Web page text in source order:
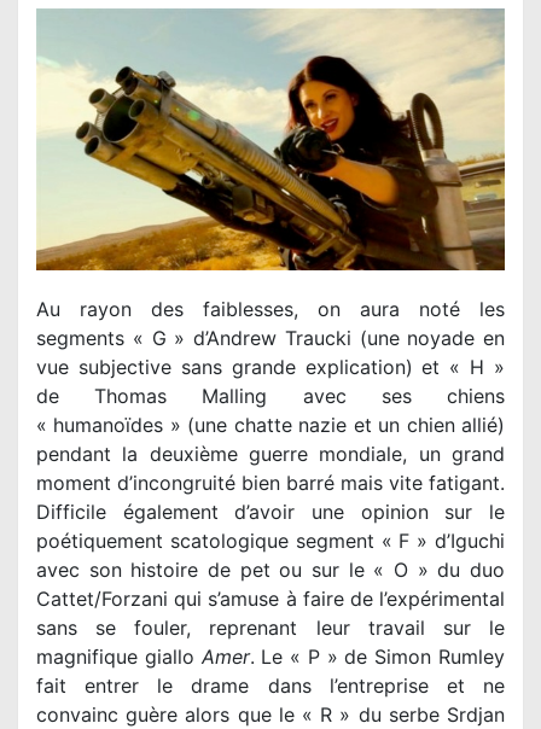
Au rayon des faiblesses, on aura noté les
segments « G » d’Andrew Traucki (une noyade en
vue subjective sans grande explication) et « H »
de Thomas Malling avec ses chiens
« humanoïdes » (une chatte nazie et un chien allié)
pendant la deuxième guerre mondiale, un grand
moment d’incongruité bien barré mais vite fatigant.
Difficile également d’avoir une opinion sur le
poétiquement scatologique segment « F » d’Iguchi
avec son histoire de pet ou sur le « O » du duo
Cattet/Forzani qui s’amuse à faire de l’expérimental
sans se fouler, reprenant leur travail sur le
magnifique giallo Amer. Le « P » de Simon Rumley
fait entrer le drame dans l’entreprise et ne
convainc guère alors que le « R » du serbe Srdjan